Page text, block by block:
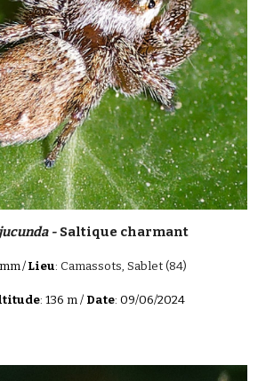
- Saltique charmant
/Lieu:Camassots, Sablet (84)
: 136 m / Date: 09/06/2024